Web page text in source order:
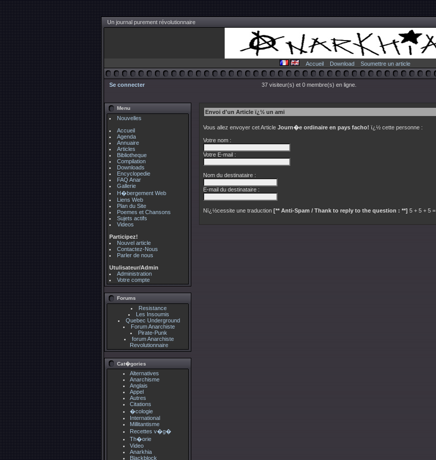
Un journal purement révolutionnaire
Accueil Download Soumettre un article
Se connecter 37 visiteur(s) et 0 membre(s) en ligne.
Menu
Nouvelles
Accueil
Agenda
Annuaire
Articles
Bibliotheque
Compilation
Downloads
Encyclopedie
FAQ Anar
Gallerie
H�bergement Web
Liens Web
Plan du Site
Poemes et Chansons
Sujets actifs
Videos
Participez!
Nouvel article
Contactez-Nous
Parler de nous
Utulisateur/Admin
Administration
Votre compte
Forums
Resistance
Les Insoumis
Quebec Underground
Forum Anarchiste
Pirate-Punk
forum Anarchiste
Revolutionnaire
Cat�gories
Alternatives
Anarchisme
Anglais
Appel
Autres
Citations
�cologie
International
Millitantisme
Recettes v�g�
Th�orie
Video
Anarkhia
Blackblock
Envoi d'un Article ï¿½ un ami
Vous allez envoyer cet Article Journ�e ordinaire en pays facho! ï¿½ cette personne :
Votre nom :
Votre E-mail :
Nom du destinataire :
E-mail du destinataire :
Nï¿½cessite une traduction [** Anti-Spam / Thank to reply to the question : **] 5 + 5 + 5 =